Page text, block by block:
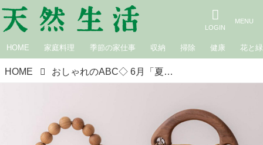
HOME 家庭料理 季節の家仕事 収納 掃除 健康 花と緑
HOME おしゃれのABC◇ 6月「夏を楽しむ小物」その（3）ストローハットとラフィアのバッグ 現役スタイリストが、おしゃれの悩みを解決｜植村美智子